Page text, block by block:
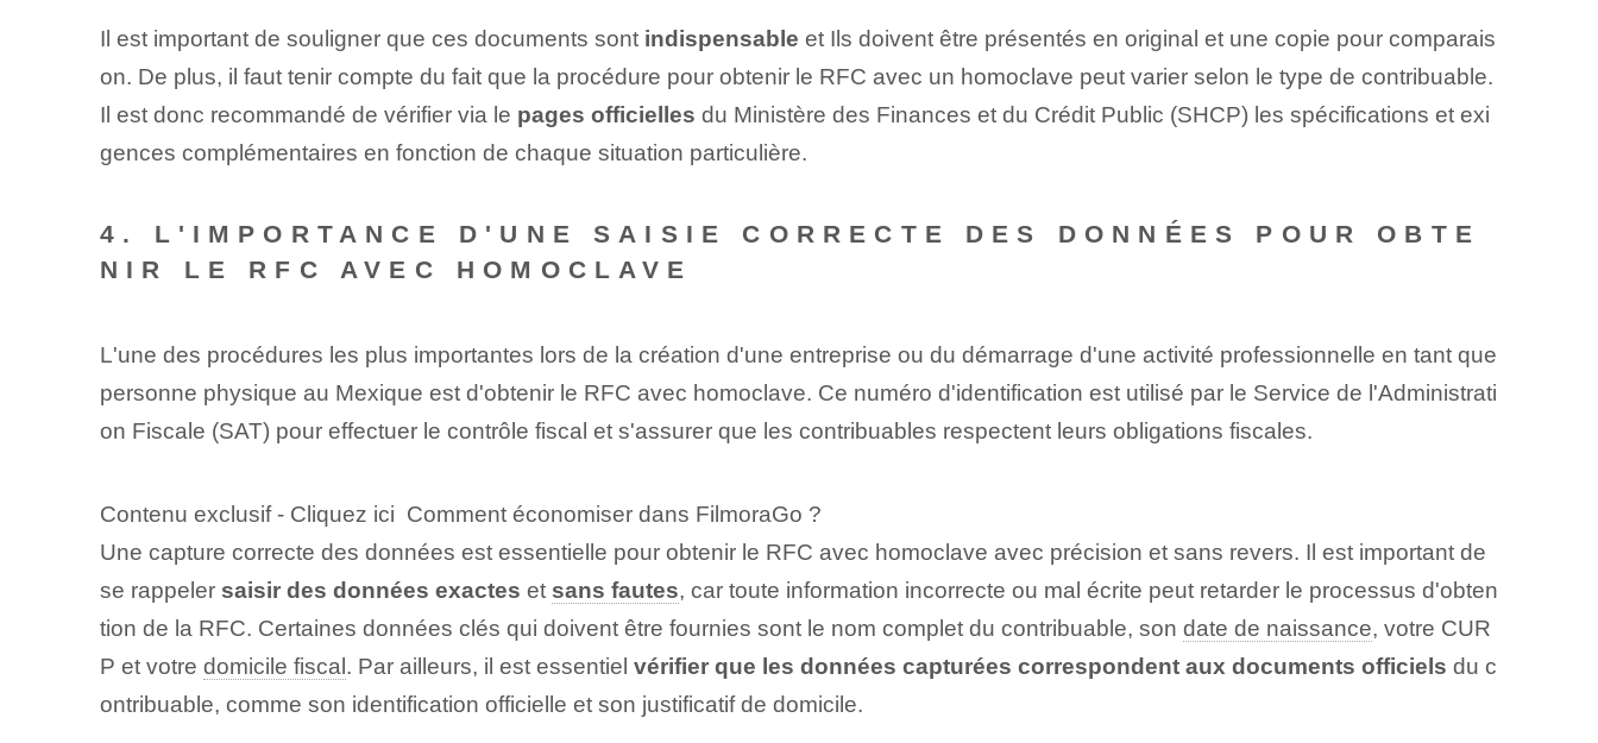
Il est important de souligner que ces documents sont indispensable et⁢ Ils doivent être présentés en original ‍et une copie pour comparais
on.‍ De plus, il faut tenir compte du fait que la procédure pour obtenir le RFC avec un homoclave peut varier selon le type de contribuable.
Il est donc recommandé de vérifier via le pages officielles du Ministère des Finances et du Crédit Public (SHCP) les spécifications et exi
gences complémentaires en fonction de chaque situation particulière.
4. L'IMPORTANCE D'UNE SAISIE CORRECTE DES DONNÉES POUR OBTE
NIR LE RFC AVEC HOMOCLAVE
L'une des procédures les plus importantes lors de la création d'une entreprise ou du démarrage d'une activité professionnelle en tant que
personne physique au Mexique est d'obtenir le RFC avec homoclave. Ce numéro d'identification est utilisé par le Service de l'Administrati
on Fiscale (SAT) pour effectuer le contrôle fiscal et s'assurer que les contribuables respectent leurs obligations fiscales.
Contenu exclusif - Cliquez ici Comment économiser dans FilmoraGo ?
Une capture correcte des données est essentielle pour obtenir le RFC avec homoclave avec précision et sans revers. Il est important de
se rappeler saisir des données exactes et sans fautes, car toute information incorrecte ou mal écrite peut retarder le processus d'obten
tion de la RFC. Certaines données clés qui doivent être fournies sont le nom complet du contribuable, son date de naissance, votre CUR
P et votre domicile fiscal. Par ailleurs, il est essentiel vérifier que les données capturées correspondent aux documents officiels du c
ontribuable, comme son identification officielle et son justificatif de domicile.